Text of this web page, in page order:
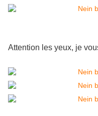
Attention les yeux, je